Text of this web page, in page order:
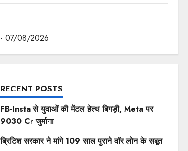
- 07/08/2026
RECENT POSTS
FB-Insta से युवाओं की मेंटल हेल्थ बिगड़ी, Meta पर
9030 Cr जुर्माना
ब्रिटिश सरकार ने मांगे 109 साल पुराने वॉर लोन के सबूत